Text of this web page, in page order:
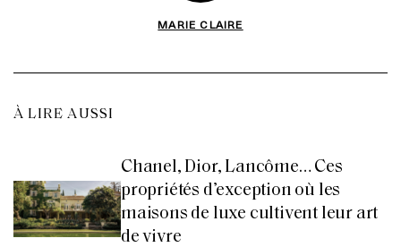
MARIE CLAIRE
À LIRE AUSSI
Chanel, Dior, Lancôme… Ces
propriétés d’exception où les
maisons de luxe cultivent leur art
de vivre